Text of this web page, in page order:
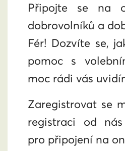
Připojte se na
dobrovolníků a
Fér! Dozvíte se,
pomoc s
moc rádi vás
Zaregistrovat se
registraci od
pro připojení na